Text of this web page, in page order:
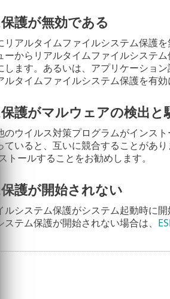
護が無効である
リアルタイムファイルシステム保護
ーからリアルタイムファイルシステム
ます。あるいは、アプリケーション
タイムファイルシステム保護を有効
護がマルウェアの検出と
のウイルス対策プログラムがインス
ていると、互いに競合することがあ
トールすることをお勧めします。
護が開始されない
ルシステム保護がシステム起動時に
テム保護が開始されない場合は、